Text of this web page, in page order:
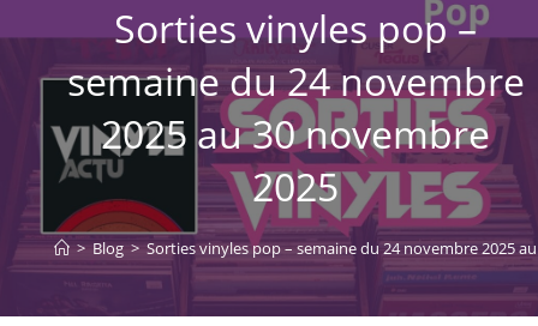
Sorties vinyles pop –
semaine du 24 novembre
2025 au 30 novembre
2025
> Blog > Sorties vinyles pop – semaine du 24 novembre 2025